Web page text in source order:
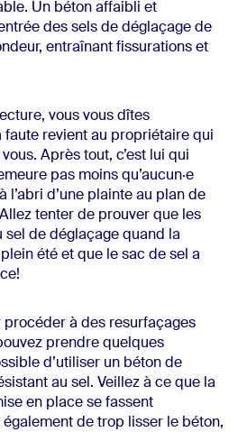
Un béton affaibli et
des sels de déglaçage de
entraînant fissurations et
vous vous dîtes
revient au propriétaire qui
Après tout, c’est lui qui
pas moins qu’aucun·e
l’abri d’une plainte au plan de
tenter de prouver que les
sel de déglaçage quand la
été et que le sac de sel a
procéder à des resurfaçages
prendre quelques
d’utiliser un béton de
au sel. Veillez à ce que la
en place se fassent
de trop lisser le béton,